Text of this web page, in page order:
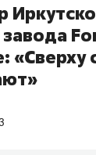
«Сверху